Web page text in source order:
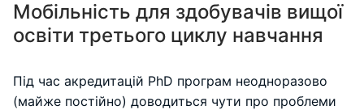
Мобільність для здобувачів вищої
освіти третього циклу навчання
Під час акредитацій PhD програм неодноразово
(майже постійно) доводиться чути про проблеми